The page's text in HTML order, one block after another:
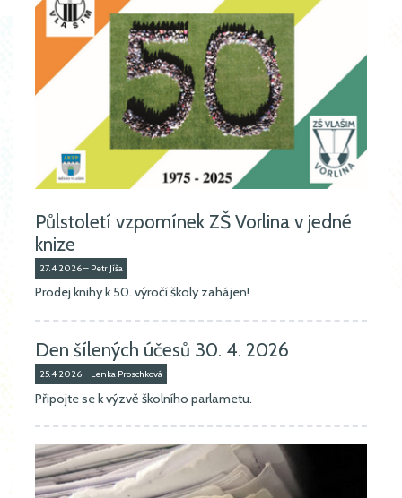
Půlstoletí vzpomínek ZŠ Vorlina v jedné
knize
27.4.2026 – Petr Jíša
Prodej knihy k 50. výročí školy zahájen!
Den šílených účesů 30. 4. 2026
25.4.2026 – Lenka Proschková
Připojte se k výzvě školního parlametu.